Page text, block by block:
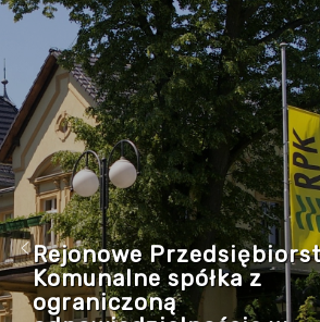
Rejonowe
Komunalne spółka z
ograniczoną